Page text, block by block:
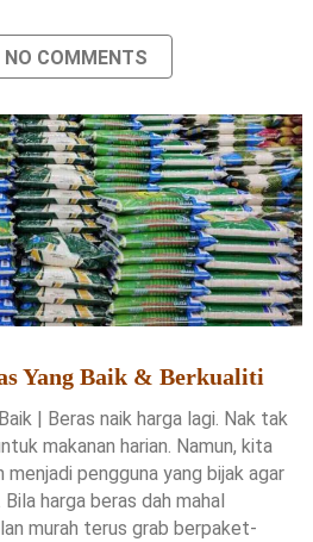
NO COMMENTS
Yang Baik & Berkualiti
| Beras naik harga lagi. Nak tak
makanan harian. Namun, kita
pengguna yang bijak agar
harga beras dah mahal
murah terus grab berpaket-